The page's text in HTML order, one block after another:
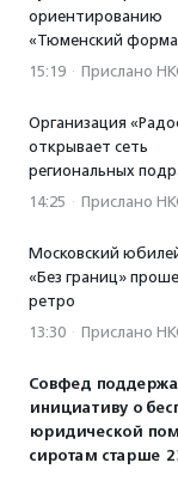
ориентированию
«Тюменский
15:19 · Прислано
Организация
открывает сеть
региональных
14:25 · Прислано
Московский
«Без границ»
ретро
13:30 · Прислано
Совфед
инициативу о
юридической
сиротам старше